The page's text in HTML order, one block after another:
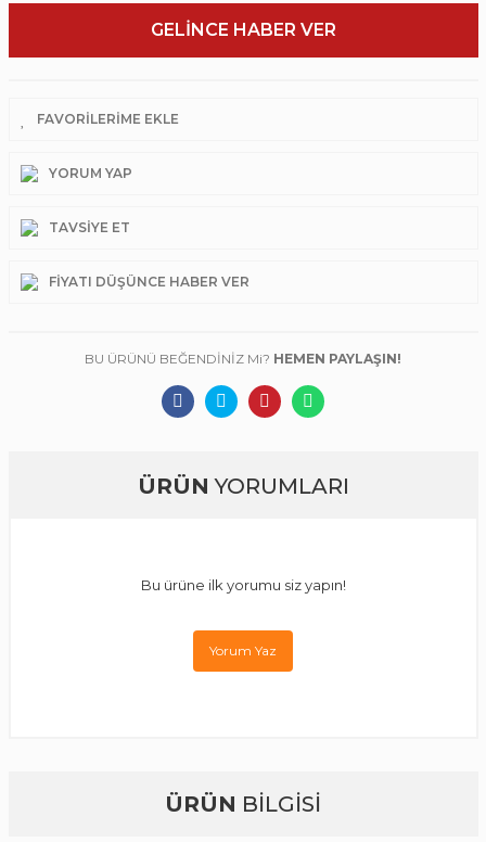
GELİNCE HABER VER
YORUM YAP
TAVSIYE ET
FIYATI DÜŞÜNCE HABER VER
BU ÜRÜNÜ BEĞENDİNİZ Mi? HEMEN PAYLAŞIN!
ÜRÜN YORUMLARI
Bu ürüne ilk yorumu siz yapın!
Yorum Yaz
ÜRÜN BİLGİSİ